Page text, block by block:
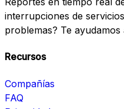
interrupciones de
problemas? Te
Recursos
Compañías
FAQ